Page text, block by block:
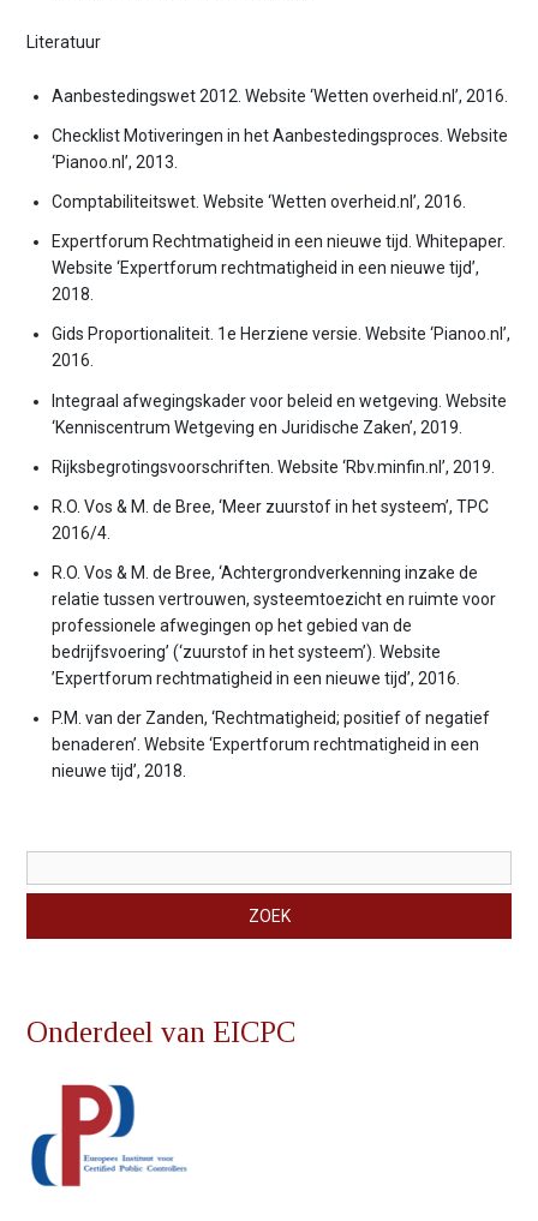
Literatuur
Aanbestedingswet 2012. Website ‘Wetten overheid.nl’, 2016.
Checklist Motiveringen in het Aanbestedingsproces. Website
‘Pianoo.nl’, 2013.
Comptabiliteitswet. Website ‘Wetten overheid.nl’, 2016.
Expertforum Rechtmatigheid in een nieuwe tijd. Whitepaper.
Website ‘Expertforum rechtmatigheid in een nieuwe tijd’,
2018.
Gids Proportionaliteit. 1e Herziene versie. Website ‘Pianoo.nl’,
2016.
Integraal afwegingskader voor beleid en wetgeving. Website
‘Kenniscentrum Wetgeving en Juridische Zaken’, 2019.
Rijksbegrotingsvoorschriften. Website ‘Rbv.minfin.nl’, 2019.
R.O. Vos & M. de Bree, ‘Meer zuurstof in het systeem’, TPC
2016/4.
R.O. Vos & M. de Bree, ‘Achtergrondverkenning inzake de
relatie tussen vertrouwen, systeemtoezicht en ruimte voor
professionele afwegingen op het gebied van de
bedrijfsvoering’ (‘zuurstof in het systeem’). Website
’Expertforum rechtmatigheid in een nieuwe tijd’, 2016.
P.M. van der Zanden, ‘Rechtmatigheid; positief of negatief
benaderen’. Website ‘Expertforum rechtmatigheid in een
nieuwe tijd’, 2018.
ZOEK
Onderdeel van EICPC